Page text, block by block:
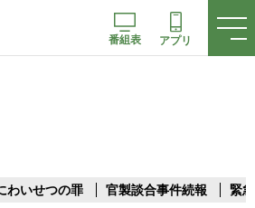
番組表 アプリ
わいせつの罪 官製談合事件続報 緊